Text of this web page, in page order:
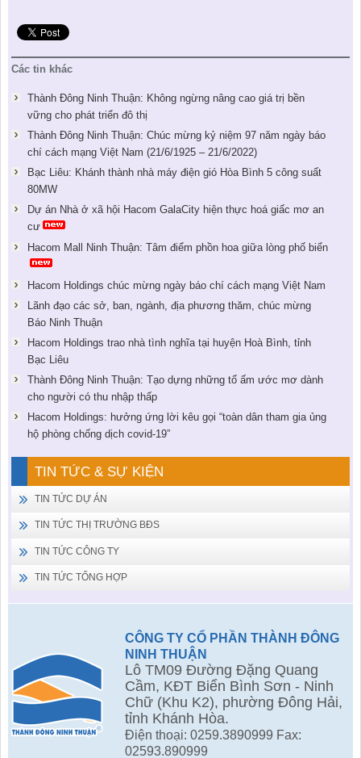
Các tin khác
Thành Đông Ninh Thuận: Không ngừng nâng cao giá trị bền
vững cho phát triển đô thị
Thành Đông Ninh Thuận: Chúc mừng kỷ niệm 97 năm ngày báo
chí cách mạng Việt Nam (21/6/1925 – 21/6/2022)
Bạc Liêu: Khánh thành nhà máy điện gió Hòa Bình 5 công suất
80MW
Dự án Nhà ở xã hội Hacom GalaCity hiện thực hoá giấc mơ an
cư
Hacom Mall Ninh Thuận: Tâm điểm phồn hoa giữa lòng phố biển
Hacom Holdings chúc mừng ngày báo chí cách mạng Việt Nam
Lãnh đạo các sở, ban, ngành, địa phương thăm, chúc mừng
Báo Ninh Thuận
Hacom Holdings trao nhà tình nghĩa tại huyện Hoà Bình, tỉnh
Bạc Liêu
Thành Đông Ninh Thuận: Tạo dựng những tổ ấm ước mơ dành
cho người có thu nhập thấp
Hacom Holdings: hưởng ứng lời kêu gọi “toàn dân tham gia ủng
hộ phòng chống dịch covid-19”
TIN TỨC & SỰ KIỆN
TIN TỨC DỰ ÁN
TIN TỨC THỊ TRƯỜNG BĐS
TIN TỨC CÔNG TY
TIN TỨC TỔNG HỢP
CÔNG TY CỔ PHẦN THÀNH ĐÔNG
NINH THUẬN
Lô TM09 Đường Đặng Quang
Cầm, KĐT Biển Bình Sơn - Ninh
Chữ (Khu K2), phường Đông Hải,
tỉnh Khánh Hòa.
Điện thoại: 0259.3890999 Fax:
02593.890999